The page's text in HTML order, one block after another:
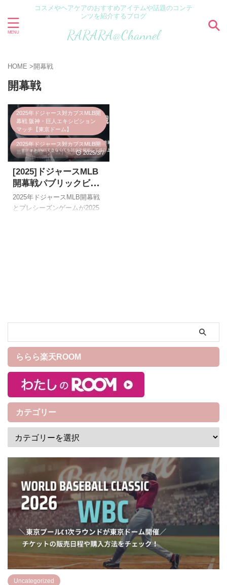
コスメやヘアケアのおすすめアイテムや話題のコンテ
ンツを紹介するブログ
HOME >開幕戦
開幕戦
2025年ドジャース対カブスMLB開
幕戦 阪神・巨人エキシビション
マッチ【東京ドーム】
2025年ドジャース対カブスMLB開
幕戦【東京ドーム】
Amazonプライム
トレンド 動画配信サービス
野球
2025/3/7
[2025]ドジャースMLB
開幕戦パブリックビュ
ーイングや地上波・BS
放送と配信で試合を観
2025年ドジャースMLB開幕戦
とプレシーズンゲームが2025
る場所や、お家で応援したい
放送や配信があるのかを紹介
していきます！ ※情報は変更
になる可能性がありますので
ご了承ください。随時更新中
です。 [ ...
ららら楽天ROOM
カテゴリー
Uncategorized